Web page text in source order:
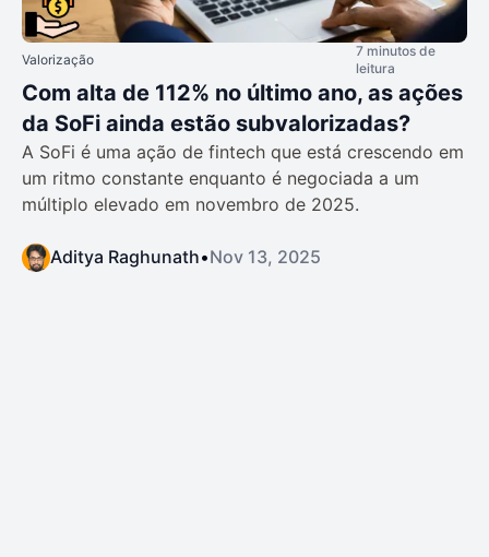
Valorização
7 minutos de
leitura
Com alta de 112% no último ano, as ações
da SoFi ainda estão subvalorizadas?
A SoFi é uma ação de fintech que está crescendo em
um ritmo constante enquanto é negociada a um
múltiplo elevado em novembro de 2025.
Aditya Raghunath•Nov 13, 2025